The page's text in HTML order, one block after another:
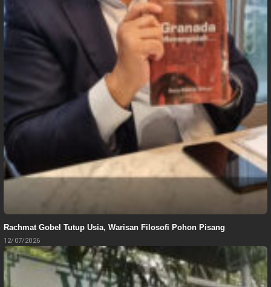
Rachmat Gobel Tutup Usia, Warisan Filosofi Pohon Pisang
12/07/2026